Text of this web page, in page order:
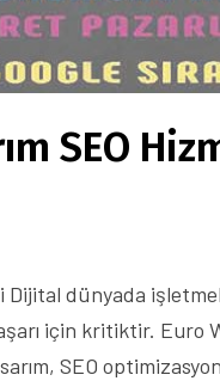
SEO
Dijital dünyada
için kritiktir. Euro
SEO